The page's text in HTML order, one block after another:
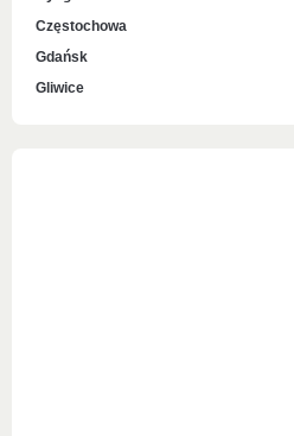
Częstochowa
Gdańsk
Gliwice